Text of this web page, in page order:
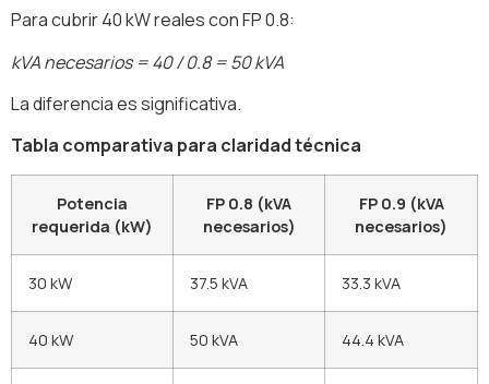
Para cubrir 40 kW reales con FP 0.8:
kVA necesarios = 40 / 0.8 = 50 kVA
La diferencia es significativa.
Tabla comparativa para claridad técnica
Potencia
requerida (kW)
FP 0.8 (kVA
necesarios)
FP 0.9 (kVA
necesarios)
30 kW 37.5 kVA 33.3 kVA
40 kW 50 kVA 44.4 kVA